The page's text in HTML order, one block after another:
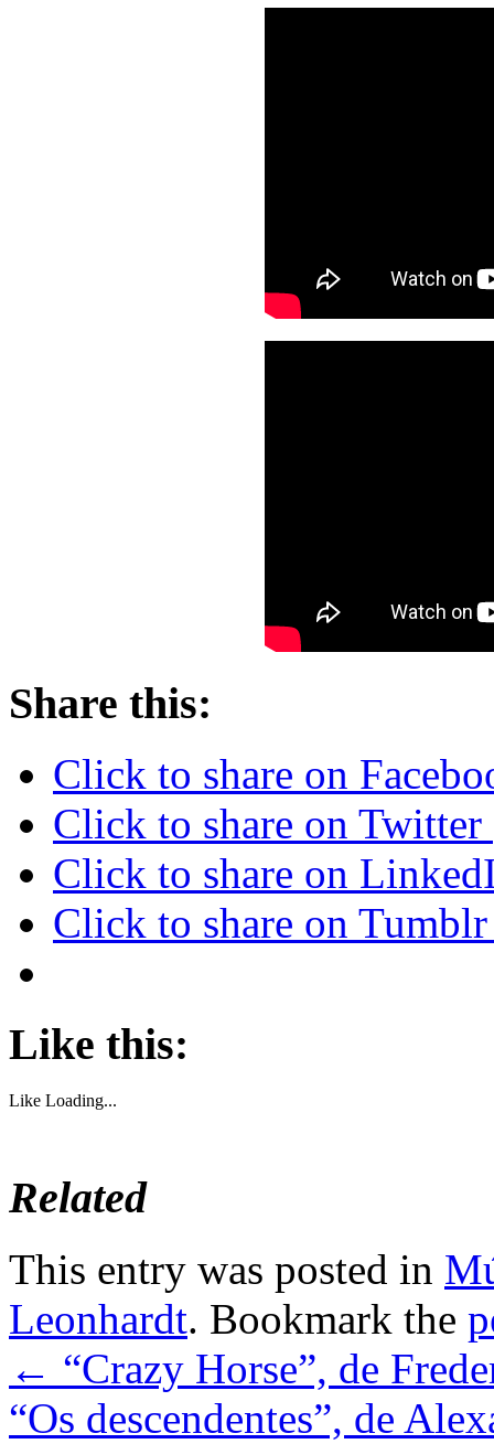
Share this:
Click to share on
Click to share on
Click to share on
Click to share on
Like this:
Like Loading...
Related
This entry was posted in
Leonhardt. Bookmark the
← “Crazy Horse”, de
“Os descendentes”, de